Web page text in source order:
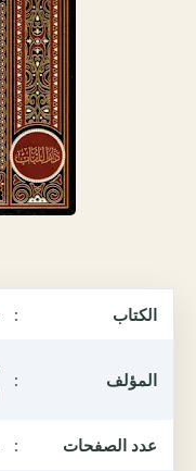
الكتاب :
المؤلف :
عدد الصفحات :